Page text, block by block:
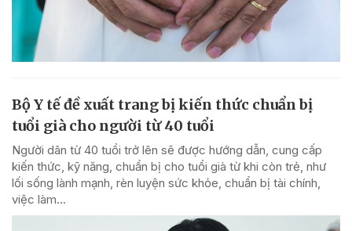
Bộ Y tế đề xuất trang bị kiến thức chuẩn bị
tuổi già cho người từ 40 tuổi
Người dân từ 40 tuổi trở lên sẽ được hướng dẫn, cung cấp
kiến thức, kỹ năng, chuẩn bị cho tuổi già từ khi còn trẻ, như
lối sống lành mạnh, rèn luyện sức khỏe, chuẩn bị tài chính,
việc làm...